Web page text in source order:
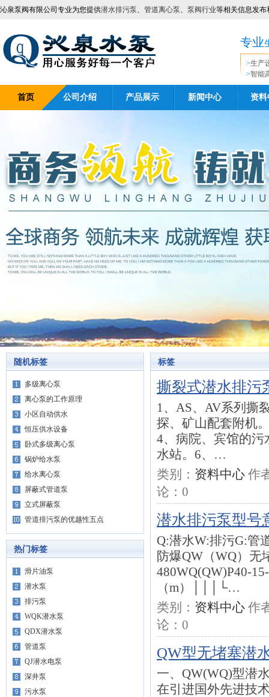
沁泉泵阀有限公司专业为您提供潜水排污泵、 管道离心泵、 泵阀行业等相关信息发布
专业
>生产
>智能
首页 公司介绍 产品展示 新闻中心 资料
随机标签
多级离心泵
离心泵的工作原理
小区自动供水
恒压供水设备
卧式多级离心泵
锅炉给水泵
给水离心泵
屏蔽式管道泵
立式屏蔽泵
管道排污泵的优越性五点
热门标签
滑片油泵
潜水泵
排污泵
WQK潜水泵
QDX潜水泵
管道泵
QJ潜水电泵
深井泵
污水泵
标签
撕裂式潜水排污
1、AS、AV系列撕
探、矿山配套附机
4、病院、宾馆的
水站。6、…
类别： 资料中心 作
论： 0
潜水排污泵型号
Q:潜水W:排污G:管
防爆QW（WQ）无
480WQ(QW)P40-
（m）│││└…
类别： 资料中心 作
论： 0
QW型无堵塞潜
一、QW(WQ)型潜
在引进国外先进技